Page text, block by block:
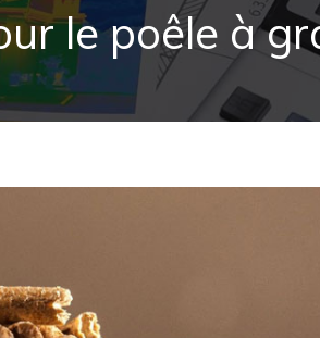
le poêle à